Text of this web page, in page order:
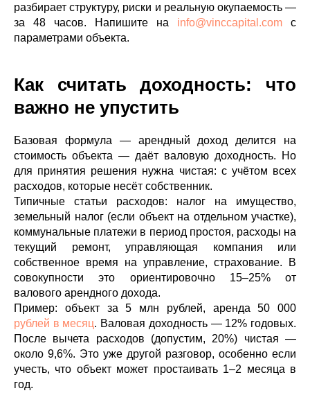
разбирает структуру, риски и реальную окупаемость —
за 48 часов. Напишите на info@vinccapital.com с
параметрами объекта.
Как считать доходность: что
важно не упустить
Базовая формула — арендный доход делится на
стоимость объекта — даёт валовую доходность. Но
для принятия решения нужна чистая: с учётом всех
расходов, которые несёт собственник.
Типичные статьи расходов: налог на имущество,
земельный налог (если объект на отдельном участке),
коммунальные платежи в период простоя, расходы на
текущий ремонт, управляющая компания или
собственное время на управление, страхование. В
совокупности это ориентировочно 15–25% от
валового арендного дохода.
Пример: объект за 5 млн рублей, аренда 50 000
рублей в месяц. Валовая доходность — 12% годовых.
После вычета расходов (допустим, 20%) чистая —
около 9,6%. Это уже другой разговор, особенно если
учесть, что объект может простаивать 1–2 месяца в
год.